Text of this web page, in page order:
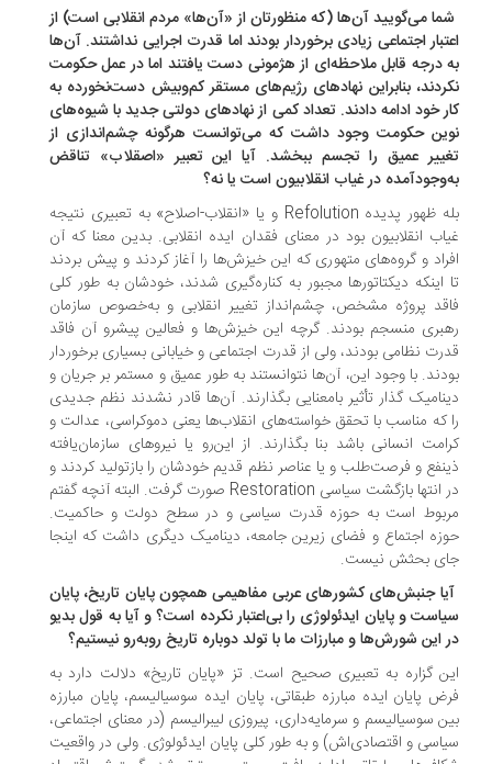
می‌گویید آن‌ها (که منظورتان از «آن‌ها» مردم انقلابی است) از
اجتماعی زیادی برخوردار بودند اما قدرت اجرایی نداشتند. آن‌ها
درجه قابل ملاحظه‌ای از هژمونی دست یافتند اما در عمل حکومت
بنابراین نهادهای رژیم‌های مستقر کم‌وبیش دست‌نخورده به
خود ادامه دادند. تعداد کمی از نهادهای دولتی جدید با شیوه‌های
حکومت وجود داشت که می‌توانست هرگونه چشم‌اندازی از
عمیق را تجسم ببخشد. آیا این تعبیر «اصقلاب» تناقض
در غیاب انقلابیون است یا نه؟
بله ظهور پدیده Refolution و یا «انقلاب-اصلاح» به تعبیری نتیجه
انقلابیون بود در معنای فقدان ایده انقلابی. بدین معنا که آن
و گروه‌های متهوری که این خیزش‌ها را آغاز کردند و پیش بردند
اینکه دیکتاتورها مجبور به کناره‌گیری شدند، خودشان به طور کلی
پروژه مشخص، چشم‌انداز تغییر انقلابی و به‌خصوص سازمان
منسجم بودند. گرچه این خیزش‌ها و فعالین پیشرو آن فاقد
نظامی بودند، ولی از قدرت اجتماعی و خیابانی بسیاری برخوردار
با وجود این، آن‌ها نتوانستند به طور عمیق و مستمر بر جریان و
گذار تأثیر بامعنایی بگذارند. آن‌ها قادر نشدند نظم جدیدی
که مناسب با تحقق خواسته‌های انقلاب‌ها یعنی دموکراسی، عدالت و
انسانی باشد بنا بگذارند. از این‌رو یا نیروهای سازمان‌یافته
و فرصت‌طلب و یا عناصر نظم قدیم خودشان را بازتولید کردند و
در انتها بازگشت سیاسی Restoration صورت گرفت. البته آنچه گفتم
است به حوزه قدرت سیاسی و در سطح دولت و حاکمیت.
اجتماع و فضای زیرین جامعه، دینامیک دیگری داشت که اینجا
بحثش نیست.
جنبش‌های کشورهای عربی مفاهیمی همچون پایان تاریخ، پایان
و پایان ایدئولوژی را بی‌اعتبار نکرده است؟ و آیا به قول بدیو
این شورش‌ها و مبارزات ما با تولد دوباره تاریخ روبه‌رو نیستیم؟
گزاره به تعبیری صحیح است. تز «پایان تاریخ» دلالت دارد به
پایان ایده مبارزه طبقاتی، پایان ایده سوسیالیسم، پایان مبارزه
سوسیالیسم و سرمایه‌داری، پیروزی لیبرالیسم (در معنای اجتماعی،
و اقتصادی‌اش) و به طور کلی پایان ایدئولوژی. ولی در واقعیت